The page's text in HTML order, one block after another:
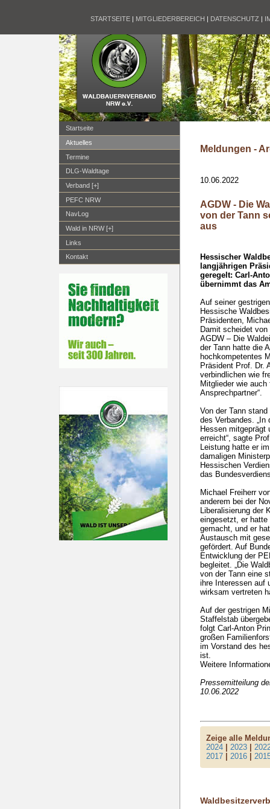
STARTSEITE | MITGLIEDERBEREICH | DATENSCHUTZ |
Startseite
Aktuelles
Termine
DLG-Waldtage
Verband [+]
PEFC NRW
NavLog
Wald in NRW [+]
Links
Kontakt
Meldungen -
10.06.2022
AGDW - Die
von der Tann
aus
Hessischer
langjährigen
geregelt: Carl-
übernimmt das
Auf seiner
Hessische
Präsidenten,
Damit scheidet
AGDW – Die
der Tann hatte die
hochkompetentes
Präsident Prof. Dr.
verbindlichen wie
Mitglieder wie
Ansprechpartner“.
Von der Tann
des Verbandes.
Hessen mitgeprägt
erreicht“, sagte
Leistung hatte er
damaligen
Hessischen
das
Michael Freiherr
anderem bei der
Liberalisierung der
eingesetzt, er
gemacht, und er
Austausch mit
gefördert. Auf
Entwicklung der
begleitet. „Die
von der Tann eine
ihre Interessen auf
wirksam vertreten
Auf der gestrigen
Staffelstab
folgt Carl-Anton
großen
im Vorstand des
ist.
Weitere
Pressemitteilung
10.06.2022
Zeige alle
2024 |2023 |
2017 |2016 |